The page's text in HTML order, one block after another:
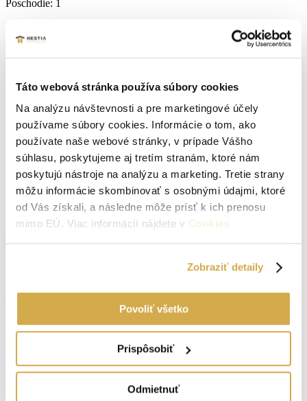
Táto webová stránka používa súbory cookies
Na analýzu návštevnosti a pre marketingové účely
používame súbory cookies. Informácie o tom, ako
používate naše webové stránky, v prípade Vášho
súhlasu, poskytujeme aj tretím stranám, ktoré nám
poskytujú nástroje na analýzu a marketing. Tretie strany
môžu informácie skombinovať s osobnými údajmi, ktoré
od Vás získali, a následne môže prísť k ich prenosu
mimo EÚ. Viac informácií nájdete v Cookies
Zobraziť detaily
Povoliť všetko
Prispôsobiť
Odmietnuť
Poschodie: 1
Rok výstavby:
Lokalita:Senica
Počet izieb:1
Podpivničený:Áno
Internet: optika
Vlastníctvo: osobné
Energetický certifikát:A
El. napätie 230V:Áno